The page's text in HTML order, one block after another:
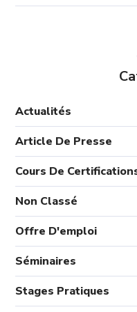
Actualités
Article De Presse
Cours De
Non Classé
Offre D'emploi
Séminaires
Stages Pratiques